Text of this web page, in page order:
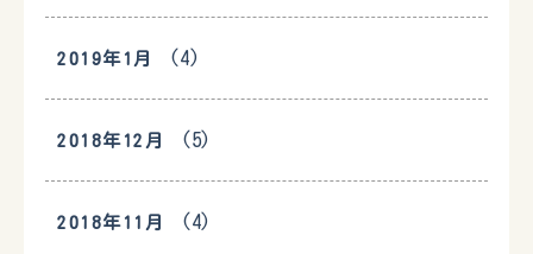
2019年1月 (4)
2018年12月 (5)
2018年11月 (4)